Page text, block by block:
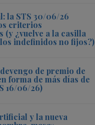
la STS 30/06/26
criterios
(y ¿vuelve a la casilla
indefinidos no fijos?)
de premio de
forma de más días de
16/06/26)
y la nueva